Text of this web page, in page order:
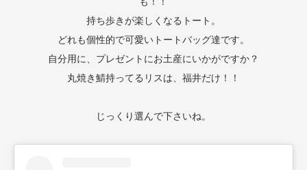
持ち歩きが楽しくなるトート。
どれも個性的で可愛いトートバッグ達です。
自分用に、プレゼントにお土産にいかがですか？
丸焼き鯖持ってるリスは、福井だけ！！
じっくり選んで下さいね。